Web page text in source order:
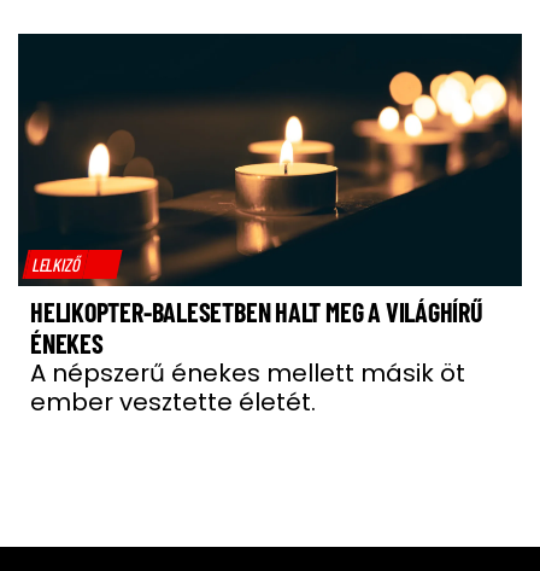
LELKIZŐ
HELIKOPTER-BALESETBEN HALT MEG A VILÁGHÍRŰ
ÉNEKES
A népszerű énekes mellett másik öt
ember vesztette életét.